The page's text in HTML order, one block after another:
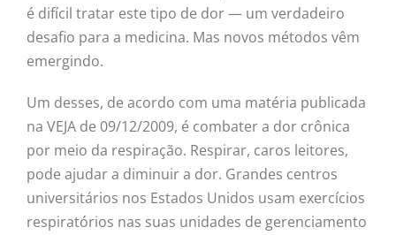
é difícil tratar este tipo de dor — um verdadeiro
desafio para a medicina. Mas novos métodos vêm
emergindo.
Um desses, de acordo com uma matéria publicada
na VEJA de 09/12/2009, é combater a dor crônica
por meio da respiração. Respirar, caros leitores,
pode ajudar a diminuir a dor. Grandes centros
universitários nos Estados Unidos usam exercícios
respiratórios nas suas unidades de gerenciamento